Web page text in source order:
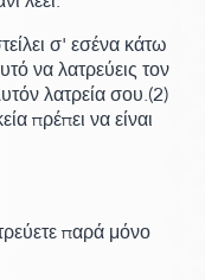
σ' εσένα κάτω
να λατρεύεις τον
λατρεία σου.(2)
πρέπει να είναι
παρά μόνο